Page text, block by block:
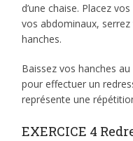
d’une chaise. Placez
vos abdominaux,
hanches.
Baissez vos hanches
pour effectuer un
représente une
EXERCICE 4